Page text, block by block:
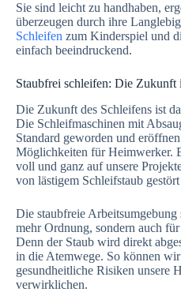
Sie sind leicht zu handhaben,
überzeugen durch ihre
Schleifen zum Kinderspiel und
einfach beeindruckend.
Staubfrei schleifen: Die Zukunft
Die Zukunft des Schleifens ist
Die Schleifmaschinen mit
Standard geworden und
Möglichkeiten für Heimwerker.
voll und ganz auf unsere
von lästigem Schleifstaub
Die staubfreie
mehr Ordnung, sondern auch
Denn der Staub wird direkt
in die Atemwege. So können
gesundheitliche Risiken unsere
verwirklichen.